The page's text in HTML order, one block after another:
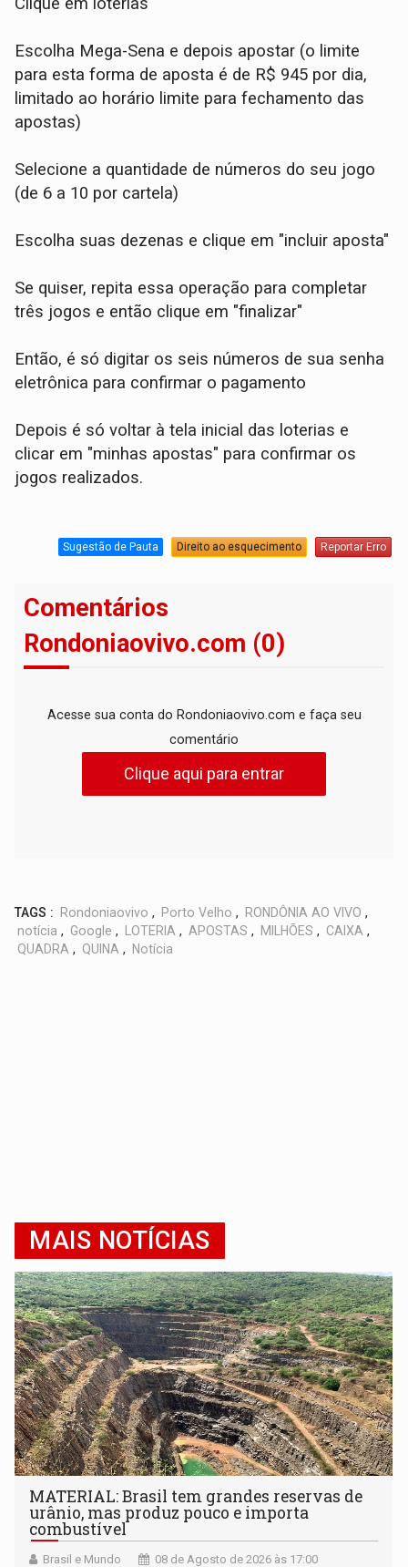
Escolha Mega-Sena e depois apostar (o limite
para esta forma de aposta é de R$ 945 por dia,
limitado ao horário limite para fechamento das
apostas)
Selecione a quantidade de números do seu jogo
(de 6 a 10 por cartela)
Escolha suas dezenas e clique em "incluir aposta"
Se quiser, repita essa operação para completar
três jogos e então clique em "finalizar"
Então, é só digitar os seis números de sua senha
eletrônica para confirmar o pagamento
Depois é só voltar à tela inicial das loterias e
clicar em "minhas apostas" para confirmar os
jogos realizados.
Sugestão de Pauta Direito ao esquecimento Reportar Erro
Comentários
Rondoniaovivo.com (0)
Acesse sua conta do Rondoniaovivo.com e faça seu
comentário
Clique aqui para entrar
TAGS : Rondoniaovivo , Porto Velho , RONDÔNIA AO VIVO ,
notícia , Google , LOTERIA , APOSTAS , MILHÕES , CAIXA ,
QUADRA , QUINA , Notícia
MAIS NOTÍCIAS
MATERIAL: Brasil tem grandes reservas de
urânio, mas produz pouco e importa
combustível
Brasil e Mundo 08 de Agosto de 2026 às 17:00